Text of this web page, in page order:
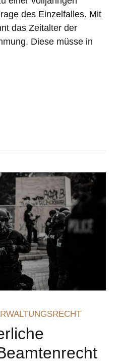
des Einzelfalles. Mit
das Zeitalter der
Diese müsse in